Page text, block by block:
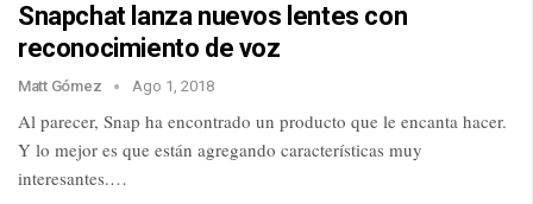
Snapchat lanza nuevos lentes con
reconocimiento de voz
Matt Gómez Ago 1, 2018
Al parecer, Snap ha encontrado un producto que le encanta hacer.
Y lo mejor es que están agregando características muy
interesantes.…